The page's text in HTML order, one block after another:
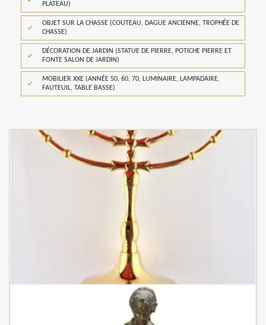
PLATEAU)
OBJET SUR LA CHASSE (COUTEAU, DAGUE ANCIENNE, TROPHÉE DE
CHASSE)
DÉCORATION DE JARDIN (STATUE DE PIERRE, POTICHE PIERRE ET
FONTE SALON DE JARDIN)
MOBILIER XXE (ANNÉE 50, 60, 70, LUMINAIRE, LAMPADAIRE,
FAUTEUIL, TABLE BASSE)